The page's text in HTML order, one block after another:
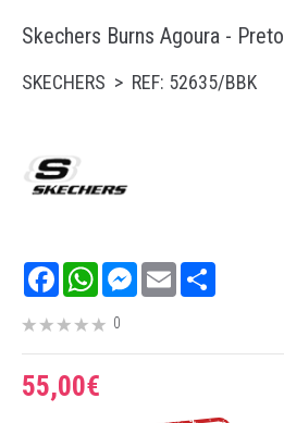
Skechers Burns Agoura - Preto
SKECHERS > REF: 52635/BBK
FacebookWhatsAppMessenger
Email
0
55,00€